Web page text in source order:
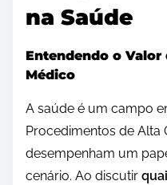
na Saúde
Entendendo o Valor
Médico
A saúde é um campo
Procedimentos de Alta
desempenham um
cenário. Ao discutir